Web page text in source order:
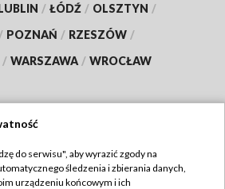
/ ŁÓDŹ / OLSZTYN /
/ POZNAŃ / RZESZÓW /
/ WARSZAWA / WROCŁAW
TVP
do serwisu", aby wyrazić zgody na
śledzenia i zbierania danych,
urządzeniu końcowym i ich